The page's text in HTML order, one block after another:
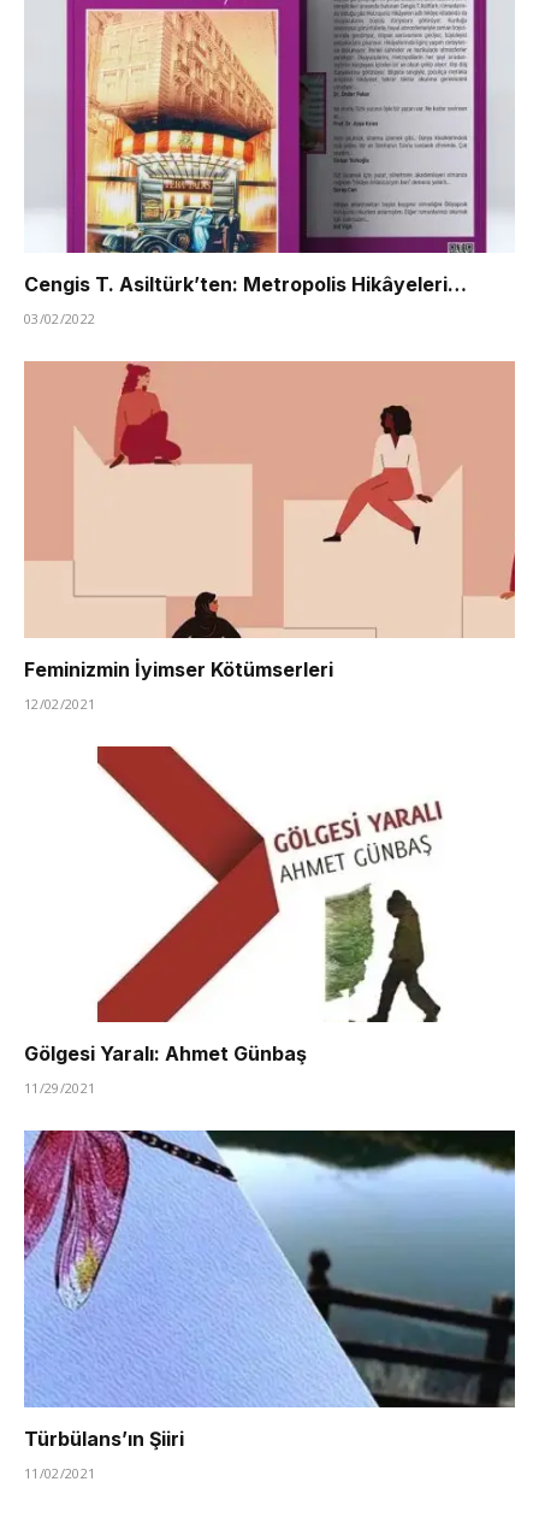
Cengis T. Asiltürk’ten: Metropolis Hikâyeleri…
03/02/2022
Feminizmin İyimser Kötümserleri
12/02/2021
Gölgesi Yaralı: Ahmet Günbaş
11/29/2021
Türbülans’ın Şiiri
11/02/2021